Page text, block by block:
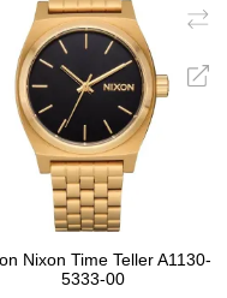
Nixon Time Teller A1130-
5333-00